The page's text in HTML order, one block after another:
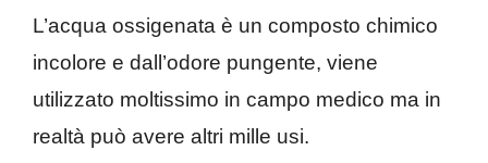
L’acqua ossigenata è un composto chimico
incolore e dall’odore pungente, viene
utilizzato moltissimo in campo medico ma in
realtà può avere altri mille usi.